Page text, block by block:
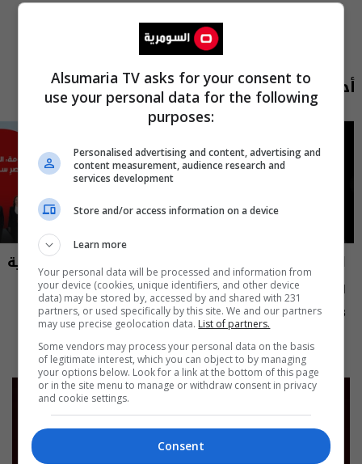
أحدث الحلقات
العراق في دقيقة
العراق في دقيقة 08-08-2026 | 2026
13:00 | 2026-08-08
نشرة أخبار السومرية
نشرة ٧ آب ٢٠٢٦ | 2026
12:45 | 2026-08-07
Alsumaria TV asks for your consent to
use your personal data for the following
purposes:
Personalised advertising and content, advertising and
content measurement, audience research and
services development
Store and/or access information on a device
Learn more
Your personal data will be processed and information from
your device (cookies, unique identifiers, and other device
data) may be stored by, accessed by and shared with 231
partners, or used specifically by this site. We and our partners
may use precise geolocation data. List of partners.
Some vendors may process your personal data on the basis
of legitimate interest, which you can object to by managing
your options below. Look for a link at the bottom of this page
or in the site menu to manage or withdraw consent in privacy
and cookie settings.
Consent